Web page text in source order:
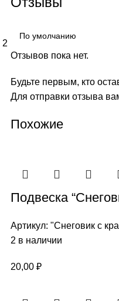
Отзывов пока нет.
Будьте первым, кто
Для отправки отзыва
Похожие
Подвеска
Артикул: "Снеговик с
2 в наличии
20,00 ₽
2